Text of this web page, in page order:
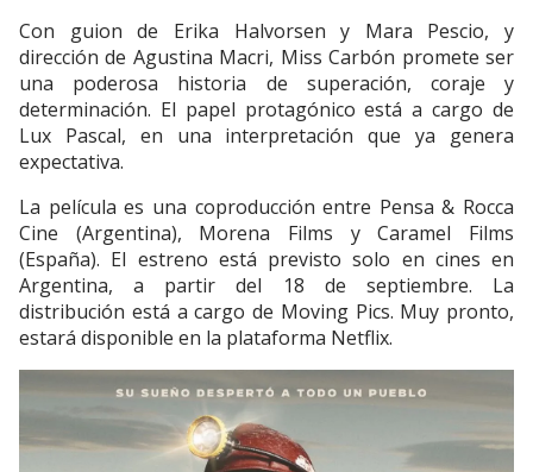
Con guion de Erika Halvorsen y Mara Pescio, y
dirección de Agustina Macri, Miss Carbón promete ser
una poderosa historia de superación, coraje y
determinación. El papel protagónico está a cargo de
Lux Pascal, en una interpretación que ya genera
expectativa.
La película es una coproducción entre Pensa & Rocca
Cine (Argentina), Morena Films y Caramel Films
(España). El estreno está previsto solo en cines en
Argentina, a partir del 18 de septiembre. La
distribución está a cargo de Moving Pics. Muy pronto,
estará disponible en la plataforma Netflix.